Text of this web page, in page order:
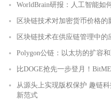
WorldBrain研报：人工智能如
区块链技术对加密货币价格
区块链技术在供应链管理中
Polygon公链：以太坊的扩容
比DOGE抢先一步登月！
从源头上实现版权保护 趣链
新范式